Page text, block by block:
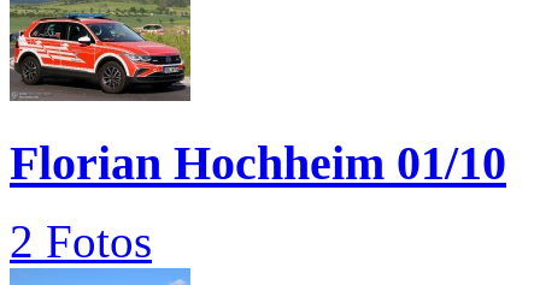
Florian Hochheim 01/10
2 Fotos